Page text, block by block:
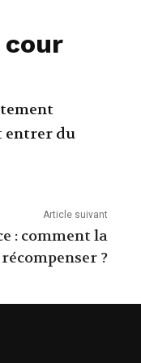
cour
entrer du
Article suivant
: comment la
récompenser ?